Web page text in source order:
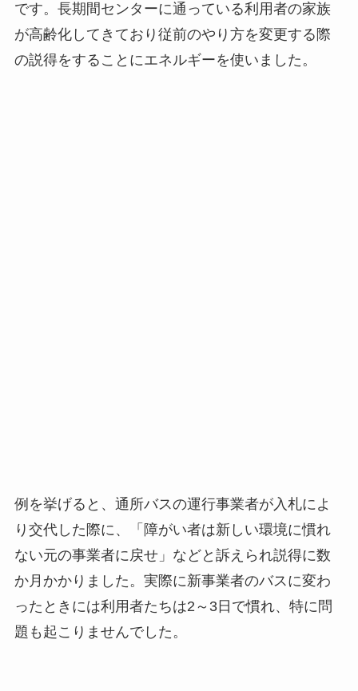
です。長期間センターに通っている利用者の家族
が高齢化してきており従前のやり方を変更する際
の説得をすることにエネルギーを使いました。
例を挙げると、通所バスの運行事業者が入札によ
り交代した際に、「障がい者は新しい環境に慣れ
ない元の事業者に戻せ」などと訴えられ説得に数
か月かかりました。実際に新事業者のバスに変わ
ったときには利用者たちは2～3日で慣れ、特に問
題も起こりませんでした。